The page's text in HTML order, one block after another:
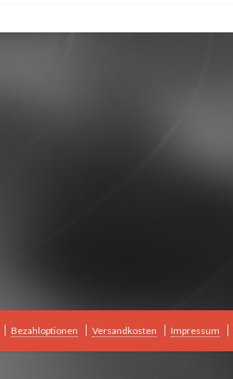
Bezahloptionen Versandkosten Impressum